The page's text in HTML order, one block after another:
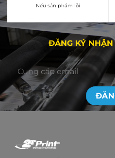
Nếu sản phẩm lỗi
ĐĂNG KÝ